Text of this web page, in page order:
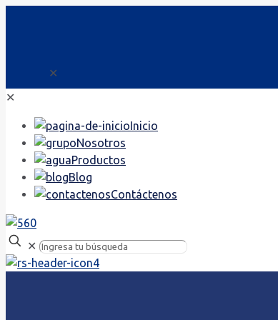
✕
✕
Inicio
Nosotros
Productos
Blog
Contáctenos
✕